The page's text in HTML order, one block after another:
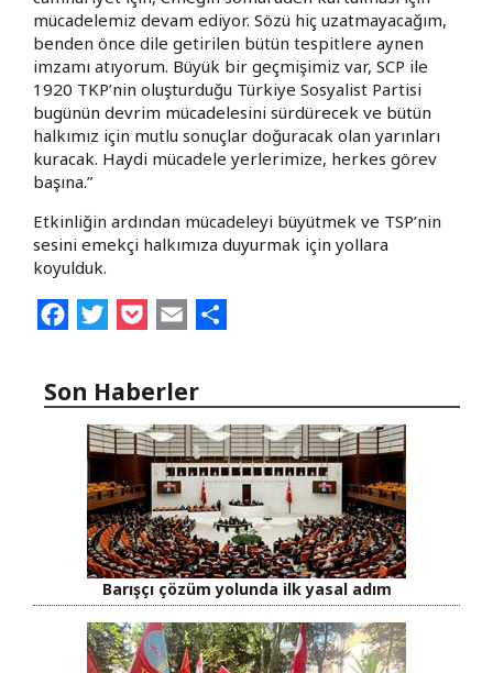
mücadelemiz devam ediyor. Sözü hiç uzatmayacağım,
benden önce dile getirilen bütün tespitlere aynen
imzamı atıyorum. Büyük bir geçmişimiz var, SCP ile
1920 TKP’nin oluşturduğu Türkiye Sosyalist Partisi
bugünün devrim mücadelesini sürdürecek ve bütün
halkımız için mutlu sonuçlar doğuracak olan yarınları
kuracak. Haydi mücadele yerlerimize, herkes görev
başına.”
Etkinliğin ardından mücadeleyi büyütmek ve TSP’nin
sesini emekçi halkımıza duyurmak için yollara
koyulduk.
FacebookTwitterPocketEmail
Son Haberler
Barışçı çözüm yolunda ilk yasal adım